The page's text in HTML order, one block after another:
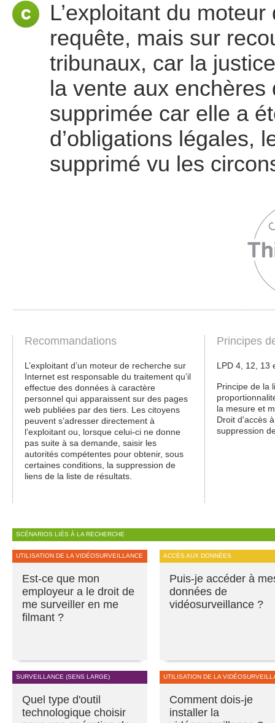
L’exploitant du
requête, mais sur
tribunaux, car la
la vente aux
supprimée car elle a
d’obligations légales,
supprimé vu les
Recommandations
L’exploitant d’un moteur de recherche sur
Internet est responsable du traitement qu’il
effectue des données à caractère
personnel qui apparaissent sur des pages
web publiées par des tiers. Les citoyens
peuvent s’adresser directement à
l’exploitant ou, lorsque celui-ci ne donne
pas suite à sa demande, saisir les
autorités compétentes pour obtenir, sous
certaines conditions, la suppression de
liens de la liste de résultats.
Principes
LPD 4, 12, 13
Principe de la
la mesure et
Droit d'accès
suppression
SCÉNARIOS LIÉS À LA RECHERCHE
UTILISATION DE LA VIDÉOSURVEILLANCE
Est-ce que mon
employeur a le droit de
me surveiller en me
filmant ?
ACCÈS AUX DONNÉES
Puis-je accéder à
données de
vidéosurveillance ?
SURVEILLANCE (SENS LARGE)
Quel type d'outil
technologique choisir
UTILISATION DE LA
Comment dois-je
installer la